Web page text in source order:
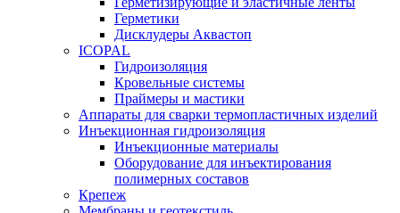
Герметики
Дисклудеры Аквастоп
ICOPAL
Гидроизоляция
Кровельные системы
Праймеры и мастики
Аппараты для сварки термопластичных изделий
Инъекционная гидроизоляция
Инъекционные материалы
Оборудование для инъектирования
полимерных составов
Крепеж